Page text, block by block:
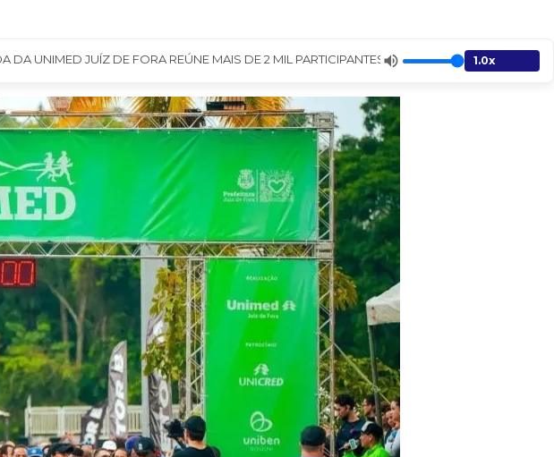
UNIMED JUÍZ DE FORA REÚNE MAIS DE 2 MIL PARTICIPANTES - Jornal A Gazeta